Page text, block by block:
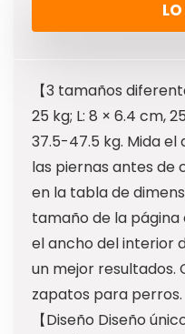
【3 tamaños
25 kg; L: 8 × 6.4 cm,
37.5-47.5 kg. Mida
las piernas antes de
en la tabla de
tamaño de la página
el ancho del interior
un mejor resultados.
zapatos para perros.
【Diseño Diseño